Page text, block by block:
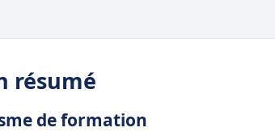
résumé
de formation